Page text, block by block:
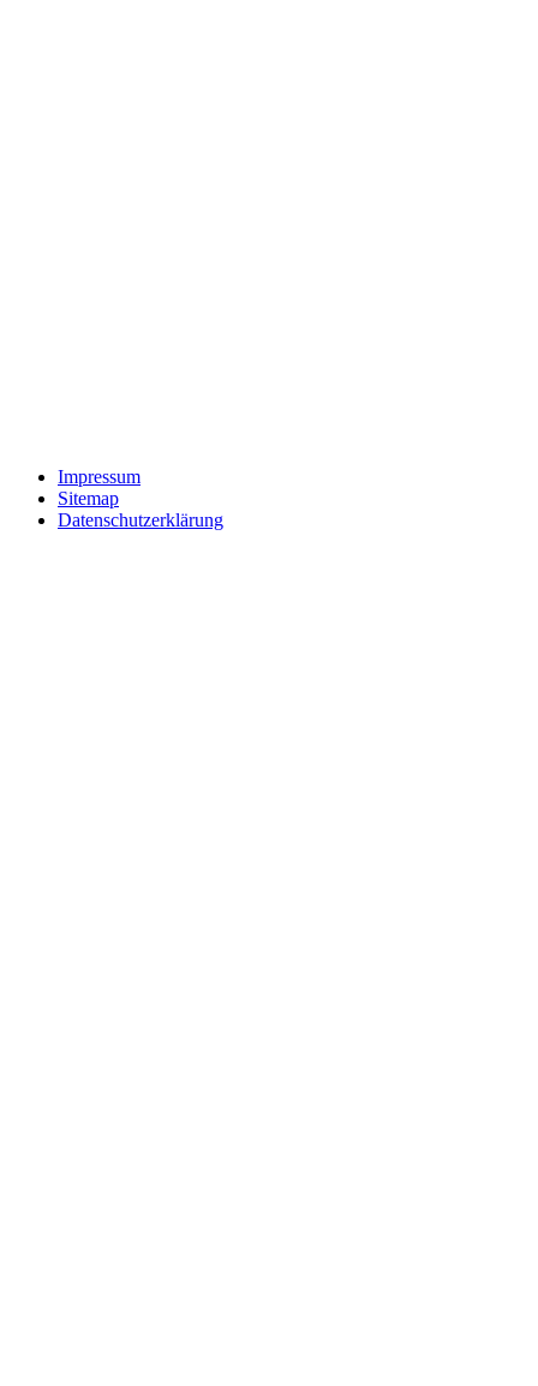
Impressum
Sitemap
Datenschutzerklärung